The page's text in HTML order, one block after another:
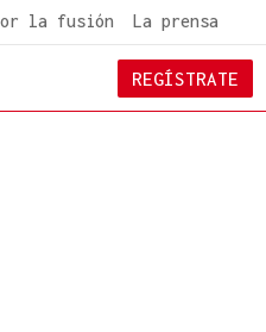
la fusión La prensa
REGÍSTRATE